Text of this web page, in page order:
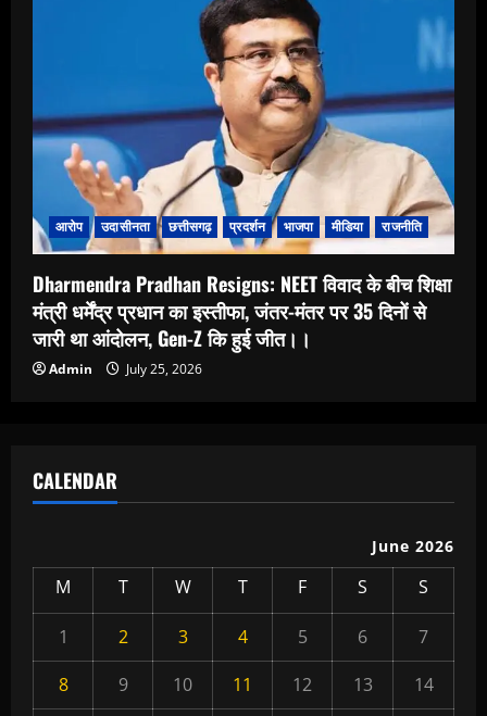
आरोप उदासीनता छत्तीसगढ़ प्रदर्शन भाजपा मीडिया राजनीति
Dharmendra Pradhan Resigns: NEET विवाद के बीच शिक्षा
मंत्री धर्मेंद्र प्रधान का इस्तीफा, जंतर-मंतर पर 35 दिनों से
जारी था आंदोलन, Gen-Z कि हुई जीत।।
Admin July 25, 2026
CALENDAR
June 2026
M T W T F S S
1 2 3 4 5 6
7
8
9 10 11 12 13 14